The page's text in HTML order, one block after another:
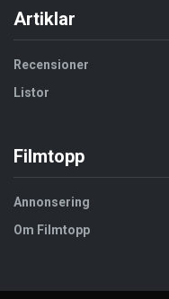
Artiklar
Recensioner
Listor
Filmtopp
Annonsering
Om Filmtopp